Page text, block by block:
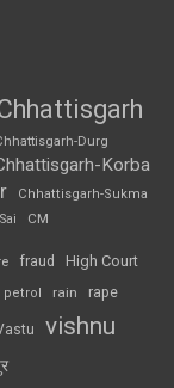
Durg
Korba
Chhattisgarh-Sukma
CM
fraud High Court
petrol rain rape
vishnu